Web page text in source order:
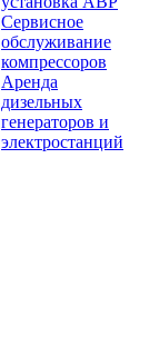
Сервисное
обслуживание
компрессоров
Аренда
дизельных
генераторов и
электростанций